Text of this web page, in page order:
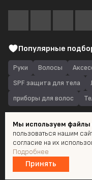
Популярные
Руки Волосы
SPF защита для тела
приборы для волос
© 2026 Quantum Shop.ru
Пользовательское
Мы используем файлы
пользоваться нашим
согласие на их
Подробнее
Принять